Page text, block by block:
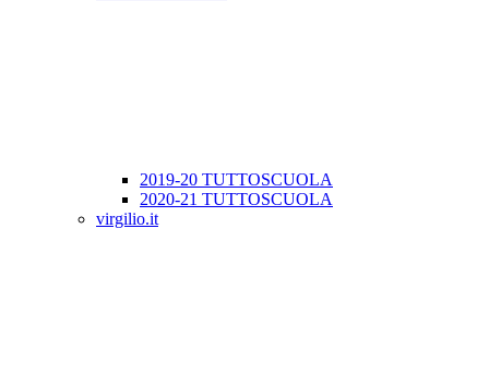
2019-20 TUTTOSCUOLA
2020-21 TUTTOSCUOLA
virgilio.it